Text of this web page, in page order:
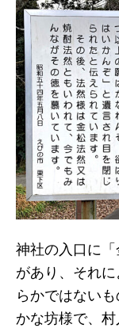
神社の入口に
があり、それ
らかではない
かな坊様で、